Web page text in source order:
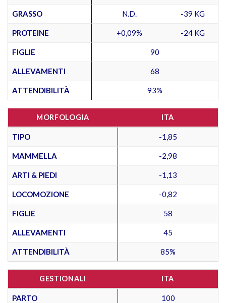
GRASSO N.D. -39 KG
PROTEINE +0,09% -24 KG
FIGLIE 90
ALLEVAMENTI 68
ATTENDIBILITÀ 93%
MORFOLOGIA ITA
TIPO -1,85
MAMMELLA -2,98
ARTI & PIEDI -1,13
LOCOMOZIONE -0,82
FIGLIE 58
ALLEVAMENTI 45
ATTENDIBILITÀ 85%
GESTIONALI ITA
PARTO 100